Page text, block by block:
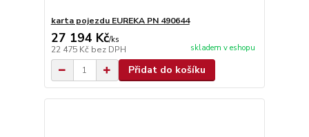
karta pojezdu EUREKA PN 490644
27 194 Kč/ks
22 475 Kč bez DPH skladem v eshopu
Přidat do košíku